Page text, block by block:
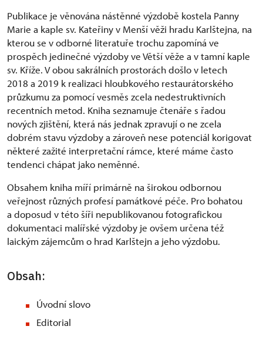
Publikace je věnována nástěnné výzdobě kostela Panny
Marie a kaple sv. Kateřiny v Menší věži hradu Karlštejna, na
kterou se v odborné literatuře trochu zapomíná ve
prospěch jedinečné výzdoby ve Větší věže a v tamní kaple
sv. Kříže. V obou sakrálních prostorách došlo v letech
2018 a 2019 k realizaci hloubkového restaurátorského
průzkumu za pomocí vesměs zcela nedestruktivních
recentních metod. Kniha seznamuje čtenáře s řadou
nových zjištění, která nás jednak zpravují o ne zcela
dobrém stavu výzdoby a zároveň nese potenciál korigovat
některé zažité interpretační rámce, které máme často
tendenci chápat jako neměnné.
Obsahem kniha míří primárně na širokou odbornou
veřejnost různých profesí památkové péče. Pro bohatou
a doposud v této šíři nepublikovanou fotografickou
dokumentaci malířské výzdoby je ovšem určena též
laickým zájemcům o hrad Karlštejn a jeho výzdobu.
Obsah:
Úvodní slovo
Editorial